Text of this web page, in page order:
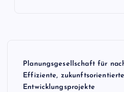
Planungsgesellschaft für
Effiziente,
Entwicklungsprojekte